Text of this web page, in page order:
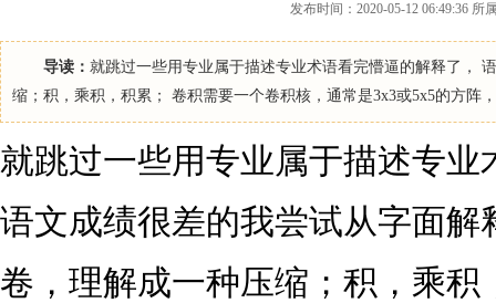
发布时间：2020-05-12 06:49:36
导读： 就跳过一些用专业属于描述专业术语看完懵逼的解释了，
缩；积，乘积，积累； 卷积需要一个卷积核，通常是3x3或5x5的方阵
就跳过一些用专业属于描述专
语文成绩很差的我尝试从字面解
卷，理解成一种压缩；积，乘积